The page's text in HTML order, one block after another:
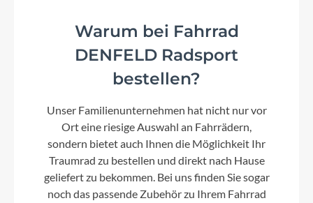
Warum bei Fahrrad
DENFELD Radsport
bestellen?
Unser Familienunternehmen hat nicht nur vor
Ort eine riesige Auswahl an Fahrrädern,
sondern bietet auch Ihnen die Möglichkeit Ihr
Traumrad zu bestellen und direkt nach Hause
geliefert zu bekommen. Bei uns finden Sie sogar
noch das passende Zubehör zu Ihrem Fahrrad